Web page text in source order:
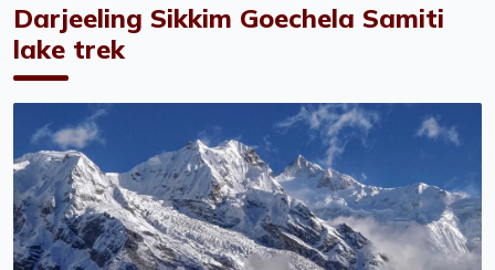
Darjeeling Sikkim Goechela Samiti
lake trek